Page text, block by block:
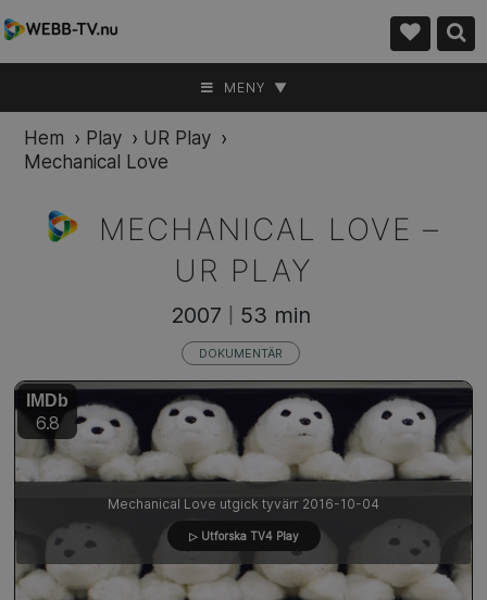
MENY ▼
Hem › Play › UR Play ›
Mechanical Love
MECHANICAL LOVE –
UR PLAY
Mechanical Love utgick tyvärr 2016-10-04
▷ Utforska TV4 Play
2007 53 min
DOKUMENTÄR
IMDb
6.8